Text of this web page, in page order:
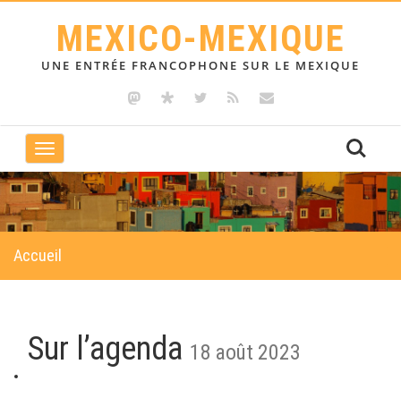
MEXICO-MEXIQUE
UNE ENTRÉE FRANCOPHONE SUR LE MEXIQUE
Toggle
navigation
Accueil
Sur l’agenda 18 août 2023